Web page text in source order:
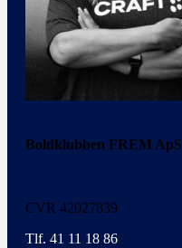
Boldklubben FREM ApS
CVR 42027839
Tlf. 41 11 18 86